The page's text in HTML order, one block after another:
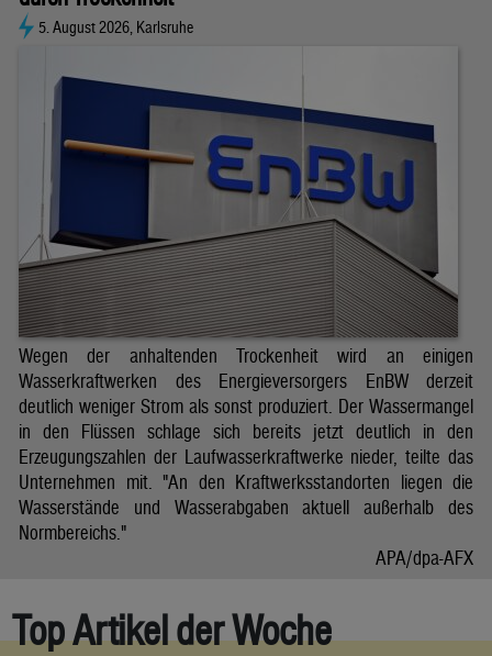
5. August 2026, Karlsruhe
Wegen der anhaltenden Trockenheit wird an einigen
Wasserkraftwerken des Energieversorgers EnBW derzeit
deutlich weniger Strom als sonst produziert. Der Wassermangel
in den Flüssen schlage sich bereits jetzt deutlich in den
Erzeugungszahlen der Laufwasserkraftwerke nieder, teilte das
Unternehmen mit. "An den Kraftwerksstandorten liegen die
Wasserstände und Wasserabgaben aktuell außerhalb des
Normbereichs."
APA/dpa-AFX
Top Artikel der Woche